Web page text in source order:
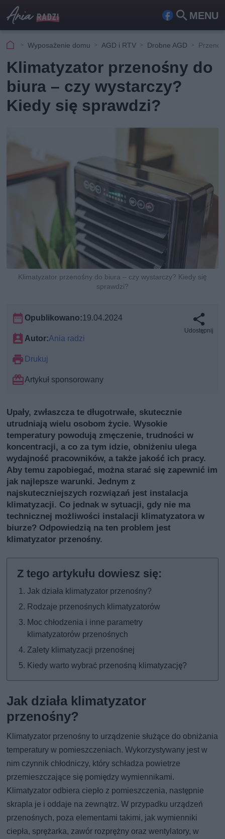
MENU
Fa
ook
Szu
kaj
Wyposażenie domu AGD i RTV Drobne AGD
Klimatyzator przenośny do
biura – czy wystarczy?
Kiedy się sprawdzi?
Klimatyzator przenośny do biura – czy wystarczy? Kiedy się
sprawdzi?
Opublikowano:19.04.2024
Autor:Ania radzi
Drukuj
Artykuł sponsorowany
Udostępnij
Upały, zwłaszcza te długotrwałe, skutecznie
utrudniają wielu osobom życie. Wysokie
temperatury powodują zmęczenie, trudności w
koncentracji, a co za tym idzie, obniżeniu ulega
wydajność pracowników, a także jakość ich pracy.
Aby temu zapobiegać, można starać się zapewnić im
jak najlepsze warunki. Jednym z
najskuteczniejszych rozwiązań jest instalacja
klimatyzacji. Co jednak w sytuacji, gdy nie ma
technicznej możliwości instalacji klimatyzatora w
biurze? Odpowiedzią na ten problem jest
klimatyzator przenośny.
Jak działa klimatyzator przenośny?
Rodzaje przenośnych klimatyzatorów
Moc chłodzenia i inne parametry
klimatyzatorów przenośnych
Zalety klimatyzacji przenośnej
Kiedy warto wybrać przenośną klimatyzację?
Jak działa klimatyzator
przenośny?
Klimatyzator przenośny to urządzenie służące do obniżania
temperatury w pomieszczeniach. Wykorzystywany jest w
nim czynnik chłodniczy, który schładza powietrze
przemieszczające się pomiędzy wymiennikami.
Klimatyzator odbiera ciepło z pomieszczenia, następnie
skrapla je i oddaje na zewnątrz. W przypadku urządzeń
przenośnych, poza elementami takimi, jak wymienniki
ciepła, sprężarka, zawór rozprężny oraz wentylatory, w